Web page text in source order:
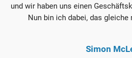
und wir haben uns einen
Nun bin ich dabei, das gleiche
Simon